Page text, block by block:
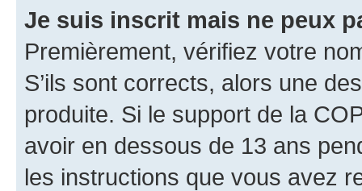
Je suis inscrit mais ne peux
Premièrement, vérifiez votre
S’ils sont corrects, alors une
produite. Si le support de la
avoir en dessous de 13 ans
les instructions que vous avez